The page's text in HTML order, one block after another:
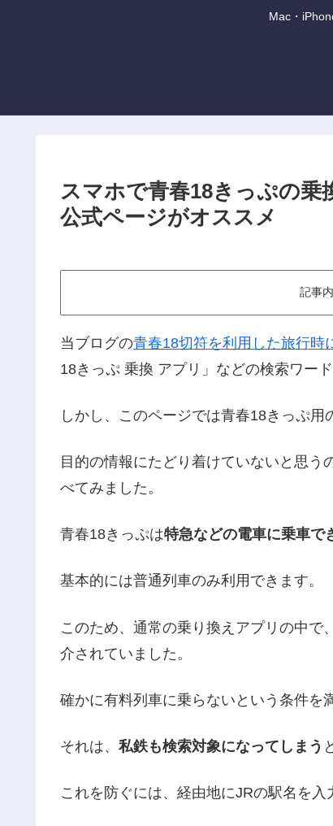
Mac・
スマホで青春18きっぷの
公式ページがオススメ
記事
当ブログの青春18切符を利用した旅行時
18きっぷ 乗換 アプリ」などの検索ワー
しかし、このページでは青春18きっぷ用
目的の情報にたどり着けていないと思う
べてみました。
青春18きっぷは特急などの電車に乗車で
基本的には普通列車のみ利用できます。
このため、通常の乗り換えアプリの中で、
介されていました。
確かに有料列車に乗らないという条件を
それは、 私鉄も検索対象になってしまう
これを防ぐには、経由地にJRの駅名を入